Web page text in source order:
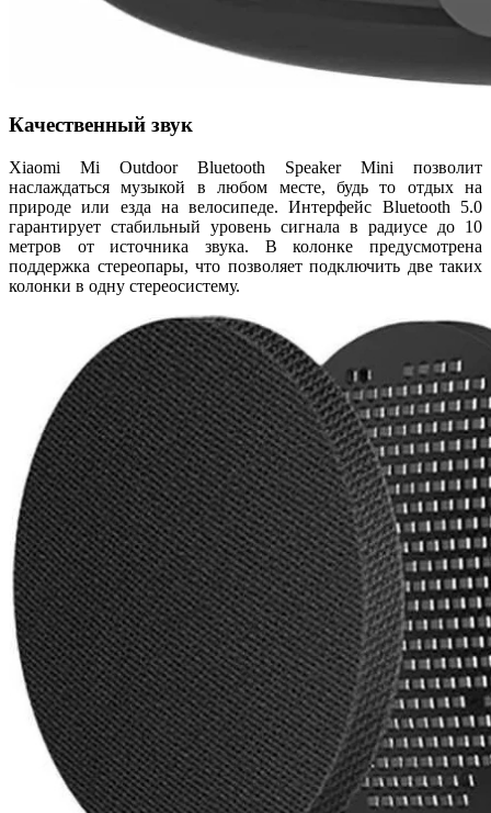
Качественный звук
Xiaomi Mi Outdoor Bluetooth Speaker Mini позволит
наслаждаться музыкой в любом месте, будь то отдых на
природе или езда на велосипеде. Интерфейс Bluetooth 5.0
гарантирует стабильный уровень сигнала в радиусе до 10
метров от источника звука. В колонке предусмотрена
поддержка стереопары, что позволяет подключить две таких
колонки в одну стереосистему.